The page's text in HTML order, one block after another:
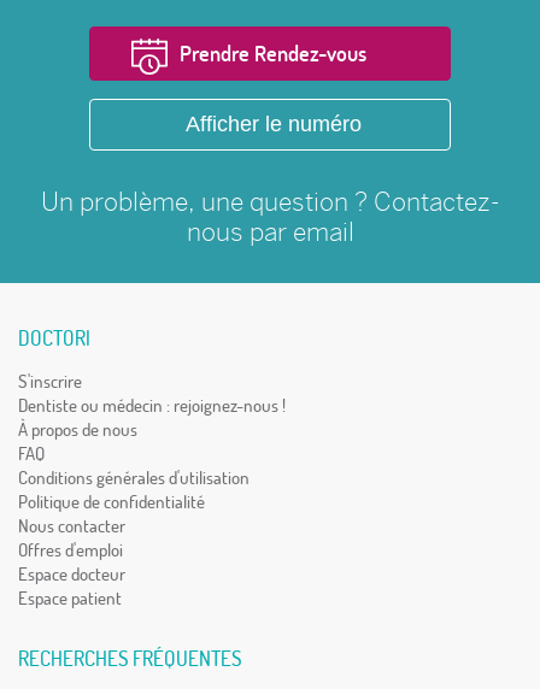
Prendre Rendez-vous
Afficher le numéro
Un problème, une question ? Contactez-
nous par email
DOCTORI
S'inscrire
Dentiste ou médecin : rejoignez-nous !
À propos de nous
FAQ
Conditions générales d'utilisation
Politique de confidentialité
Nous contacter
Offres d'emploi
Espace docteur
Espace patient
RECHERCHES FRÉQUENTES